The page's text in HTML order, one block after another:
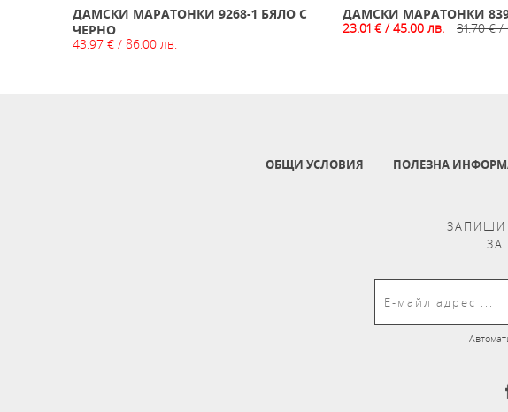
ДАМСКИ МАРАТОНКИ 9268-1 БЯЛО С
ЧЕРНО
43.97 € / 86.00 лв.
ДАМСКИ МАРАТОНКИ
23.01 € / 45.00 лв.
31.70 € /
ОБЩИ УСЛОВИЯ ПОЛЕЗНА
ЗАПИШИ
ЗА